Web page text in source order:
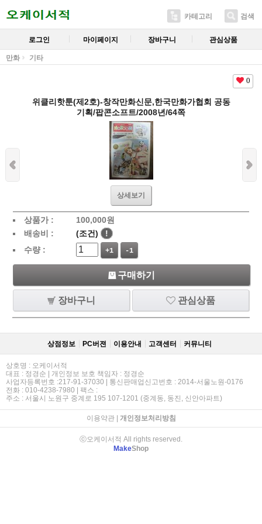
카테고리 검색
로그인 마이페이지 장바구니 관심상품
만화 기타
0
위클리핫툰(제2호)-창작만화신문,한국만화가협회 공동
기획/팝콘소프트/2008년/64쪽
상세보기
상품가 : 100,000원
배송비 :
(조건)
!
수량 :
+1 -1
구매하기
장바구니 관심상품
상점정보 PC버젼 이용안내 고객센터 커뮤니티
상호명 : 오케이서적
대표 : 정경순 | 개인정보 보호 책임자 : 정경순
사업자등록번호 :217-91-37030 | 통신판매업신고번호 : 2014-서울노원-0176
전화 : 010-4238-7980 | 팩스 :
주소 : 서울시 노원구 중계로 195 107-1201 (중계동, 동진, 신안아파트)
이용약관| 개인정보처리방침
ⓒ오케이서적 All rights reserved.
MakeShop